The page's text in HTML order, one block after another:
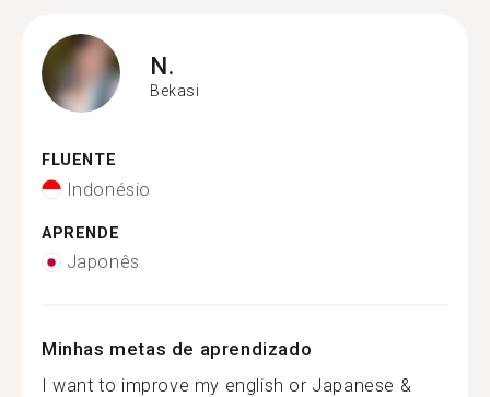
N.
Bekasi
FLUENTE
Indonésio
APRENDE
Japonês
Minhas metas de aprendizado
I want to improve my english or Japanese &